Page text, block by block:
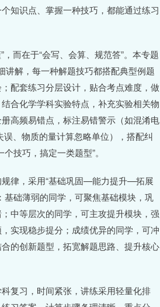
知识点、掌握一种技巧，都能通过练习
而在于“会写、会算、规范答”。本专题
讲解，每一种解题技巧都搭配典型例题
配套练习分层设计，贴合考点难度，做
合化学学科实验特点，补充实验相关物
高频易错点，标注易错警示（如混淆电
、物质的量计算忽略单位），搭配纠
技巧，搞定一类题型”。
律，采用“基础巩固—能力提升—拓展
础薄弱的同学，可聚焦基础模块，巩
中等层次的同学，可主攻提升模块，强
实现稳步提分；成绩优异的同学，可冲
的创新题型，拓宽解题思路、提升核心
复习，时间紧张，讲练采用轻量化排